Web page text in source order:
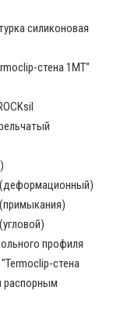
силиконовая
стена 1MT"
(деформационный)
профиля
стена
распорным